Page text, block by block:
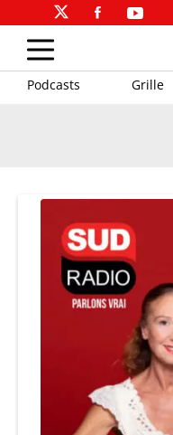
Podcasts Grille